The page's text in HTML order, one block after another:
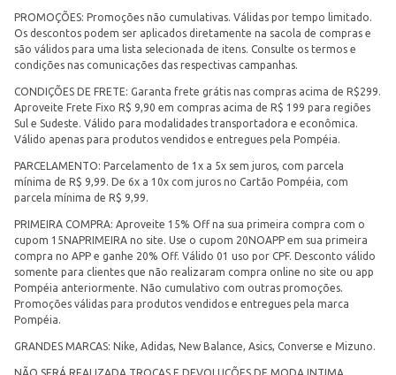
PROMOÇÕES: Promoções não cumulativas. Válidas por tempo limitado.
Os descontos podem ser aplicados diretamente na sacola de compras e
são válidos para uma lista selecionada de itens. Consulte os termos e
condições nas comunicações das respectivas campanhas.
CONDIÇÕES DE FRETE: Garanta frete grátis nas compras acima de R$299.
Aproveite Frete Fixo R$ 9,90 em compras acima de R$ 199 para regiões
Sul e Sudeste. Válido para modalidades transportadora e econômica.
Válido apenas para produtos vendidos e entregues pela Pompéia.
PARCELAMENTO: Parcelamento de 1x a 5x sem juros, com parcela
mínima de R$ 9,99. De 6x a 10x com juros no Cartão Pompéia, com
parcela mínima de R$ 9,99.
PRIMEIRA COMPRA: Aproveite 15% Off na sua primeira compra com o
cupom 15NAPRIMEIRA no site. Use o cupom 20NOAPP em sua primeira
compra no APP e ganhe 20% Off. Válido 01 uso por CPF. Desconto válido
somente para clientes que não realizaram compra online no site ou app
Pompéia anteriormente. Não cumulativo com outras promoções.
Promoções válidas para produtos vendidos e entregues pela marca
Pompéia.
GRANDES MARCAS: Nike, Adidas, New Balance, Asics, Converse e Mizuno.